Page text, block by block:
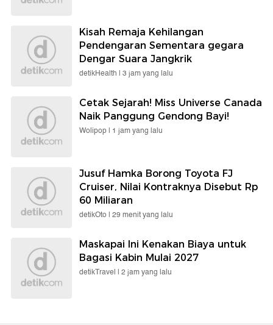
Kisah Remaja Kehilangan
Pendengaran Sementara gegara
Dengar Suara Jangkrik
detikHealth | 3 jam yang lalu
Cetak Sejarah! Miss Universe Canada
Naik Panggung Gendong Bayi!
Wolipop | 1 jam yang lalu
Jusuf Hamka Borong Toyota FJ
Cruiser, Nilai Kontraknya Disebut Rp
60 Miliaran
detikOto | 29 menit yang lalu
Maskapai Ini Kenakan Biaya untuk
Bagasi Kabin Mulai 2027
detikTravel | 2 jam yang lalu